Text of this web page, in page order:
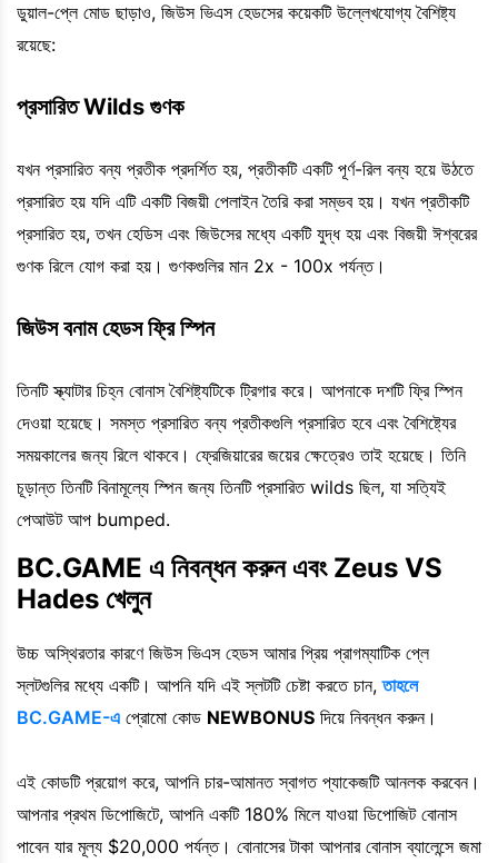
ডুয়াল-প্লে মোড ছাড়াও, জিউস ভিএস হেডসের কয়েকটি উল্লেখযোগ্য বৈশিষ্ট্য
রয়েছে:
প্রসারিত Wilds গুণক
যখন প্রসারিত বন্য প্রতীক প্রদর্শিত হয়, প্রতীকটি একটি পূর্ণ-রিল বন্য হয়ে উঠতে
প্রসারিত হয় যদি এটি একটি বিজয়ী পেলাইন তৈরি করা সম্ভব হয়। যখন প্রতীকটি
প্রসারিত হয়, তখন হেডিস এবং জিউসের মধ্যে একটি যুদ্ধ হয় এবং বিজয়ী ঈশ্বরের
গুণক রিলে যোগ করা হয়। গুণকগুলির মান 2x - 100x পর্যন্ত।
জিউস বনাম হেডস ফ্রি স্পিন
তিনটি স্ক্যাটার চিহ্ন বোনাস বৈশিষ্ট্যটিকে ট্রিগার করে। আপনাকে দশটি ফ্রি স্পিন
দেওয়া হয়েছে। সমস্ত প্রসারিত বন্য প্রতীকগুলি প্রসারিত হবে এবং বৈশিষ্ট্যের
সময়কালের জন্য রিলে থাকবে। ফ্রেজিয়ারের জয়ের ক্ষেত্রেও তাই হয়েছে। তিনি
চূড়ান্ত তিনটি বিনামূল্যে স্পিন জন্য তিনটি প্রসারিত wilds ছিল, যা সত্যিই
পেআউট আপ bumped.
BC.GAME এ নিবন্ধন করুন এবং Zeus VS
Hades খেলুন
উচ্চ অস্থিরতার কারণে জিউস ভিএস হেডস আমার প্রিয় প্রাগম্যাটিক প্লে
স্লটগুলির মধ্যে একটি। আপনি যদি এই স্লটটি চেষ্টা করতে চান,তাহলে
BC.GAME-এ প্রোমো কোড NEWBONUS দিয়ে নিবন্ধন করুন।
এই কোডটি প্রয়োগ করে, আপনি চার-আমানত স্বাগত প্যাকেজটি আনলক করবেন।
আপনার প্রথম ডিপোজিটে, আপনি একটি 180% মিলে যাওয়া ডিপোজিট বোনাস
পাবেন যার মূল্য $20,000 পর্যন্ত। বোনাসের টাকা আপনার বোনাস ব্যালেন্সে জমা